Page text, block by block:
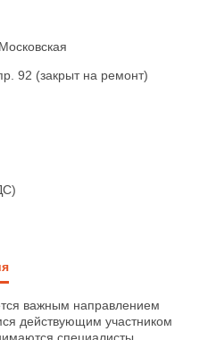
92 (закрыт на ремонт)
важным направлением
действующим участником